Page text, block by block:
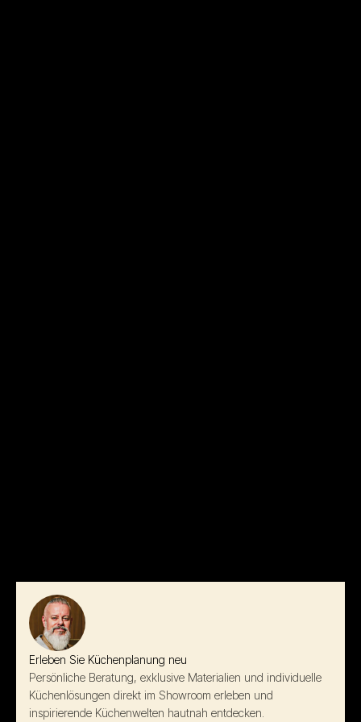
Erleben Sie Küchenplanung neu
Persönliche Beratung, exklusive Materialien und individuelle
Küchenlösungen direkt im Showroom erleben und
inspirierende Küchenwelten hautnah entdecken.